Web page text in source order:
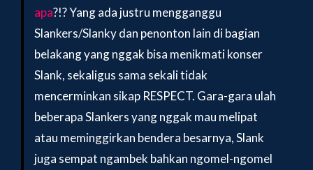
apa?!? Yang ada justru mengganggu
Slankers/Slanky dan penonton lain di bagian
belakang yang nggak bisa menikmati konser
Slank, sekaligus sama sekali tidak
mencerminkan sikap RESPECT. Gara-gara ulah
beberapa Slankers yang nggak mau melipat
atau meminggirkan bendera besarnya, Slank
juga sempat ngambek bahkan ngomel-ngomel